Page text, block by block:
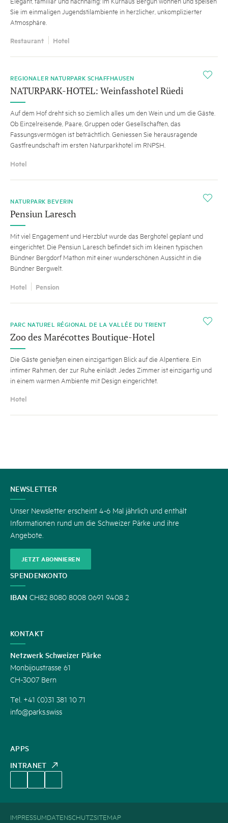
Sie im einmaligen Jugendstilambiente in herzlicher, unkomplizierter
Atmosphäre.
Restaurant Hotel
i
REGIONALER NATURPARK SCHAFFHAUSEN
NATURPARK-HOTEL: Weinfasshotel Rüedi
Auf dem Hof dreht sich so ziemlich alles um den Wein und um die Gäste.
Ob Einzelreisende, Paare, Gruppen oder Gesellschaften, das
Fassungsvermögen ist beträchtlich. Geniessen Sie herausragende
Gastfreundschaft im ersten Naturparkhotel im RNPSH.
Hotel
i
NATURPARK BEVERIN
Pensiun Laresch
Mit viel Engagement und Herzblut wurde das Berghotel geplant und
eingerichtet. Die Pensiun Laresch befindet sich im kleinen typischen
Bündner Bergdorf Mathon mit einer wunderschönen Aussicht in die
Bündner Bergwelt.
Hotel Pension
i
PARC NATUREL RÉGIONAL DE LA VALLÉE DU TRIENT
Zoo des Marécottes Boutique-Hotel
Die Gäste genießen einen einzigartigen Blick auf die Alpentiere. Ein
intimer Rahmen, der zur Ruhe einlädt. Jedes Zimmer ist einzigartig und
in einem warmen Ambiente mit Design eingerichtet.
Hotel
KONTAKT
APPS
INTRANET
NEWSLETTER
Unser Newsletter erscheint 4-6 Mal jährlich und enthält
Informationen rund um die Schweizer Pärke und ihre
Angebote.
JETZT ABONNIEREN
SPENDENKONTO
IBAN CH82 8080 8008 0691 9408 2
KONTAKT
Netzwerk Schweizer Pärke
Monbijoustrasse 61
CH-3007 Bern
Tel. +41 (0)31 381 10 71
info@parks.swiss
IMPRESSUMDATENSCHUTZSITEMAP